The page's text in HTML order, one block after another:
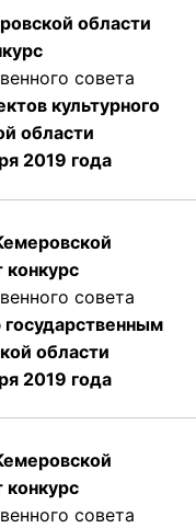
области
совета
культурного
области
2019 года
конкурс
совета
области
2019 года
конкурс
совета